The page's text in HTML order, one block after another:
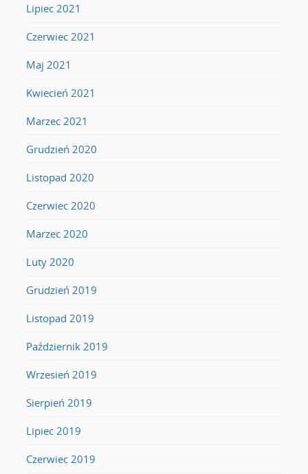
Lipiec 2021
Czerwiec 2021
Maj 2021
Kwiecień 2021
Marzec 2021
Grudzień 2020
Listopad 2020
Czerwiec 2020
Marzec 2020
Luty 2020
Grudzień 2019
Listopad 2019
Październik 2019
Wrzesień 2019
Sierpień 2019
Lipiec 2019
Czerwiec 2019